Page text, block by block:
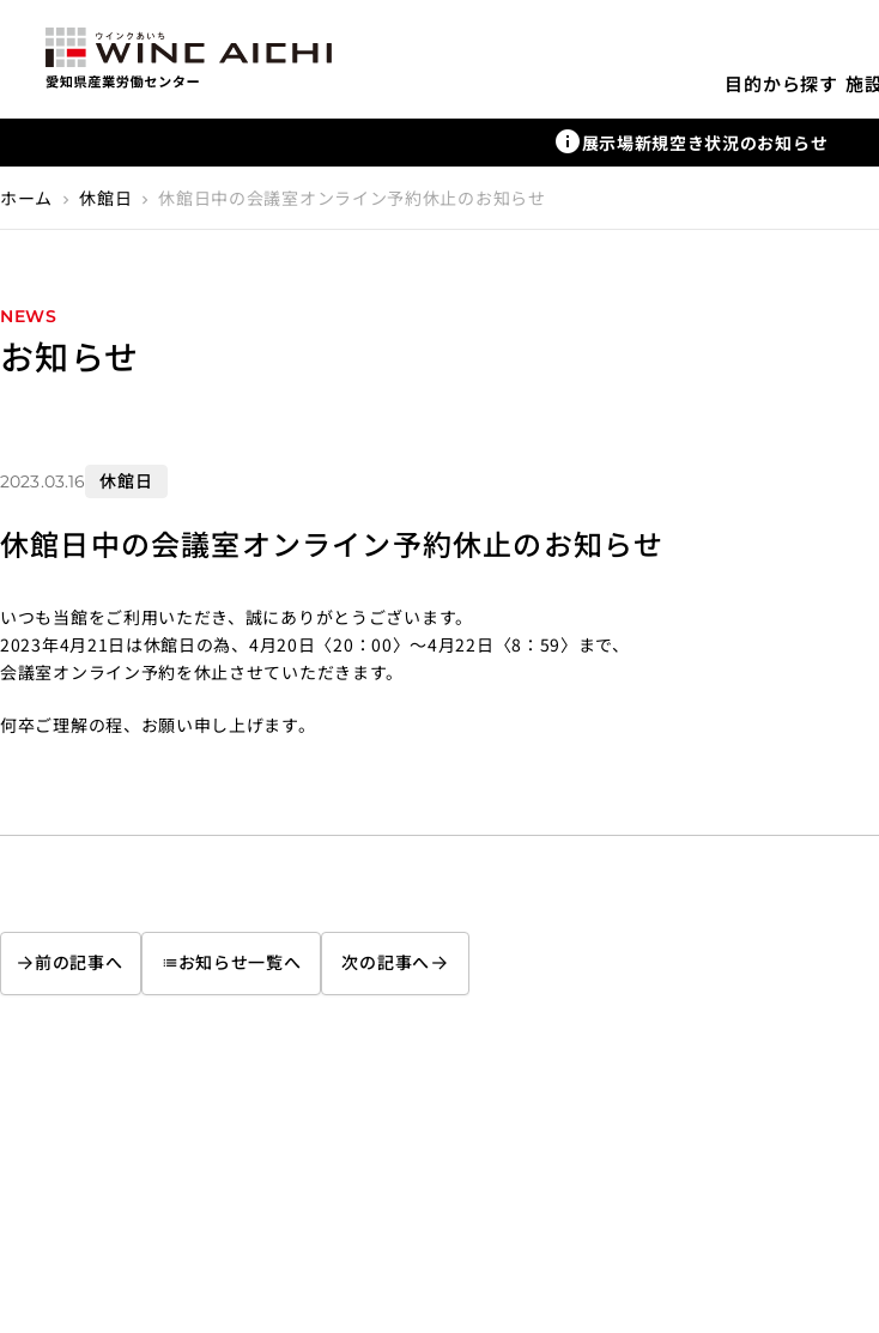
目的から探す 施
info展示場新規空き状況のお知らせ
ホーム chevron_right 休館日 chevron_right 休館日中の会議室オンライン予約休止のお知らせ
NEWS
お知らせ
2023.03.16 休館日
休館日中の会議室オンライン予約休止のお知らせ
いつも当館をご利用いただき、誠にありがとうございます。
2023年4月21日は休館日の為、4月20日〈20：00〉～4月22日〈8：59〉まで、
会議室オンライン予約を休止させていただきます。
何卒ご理解の程、お願い申し上げます。
前の記事へ listお知らせ一覧へ 次の記事へ